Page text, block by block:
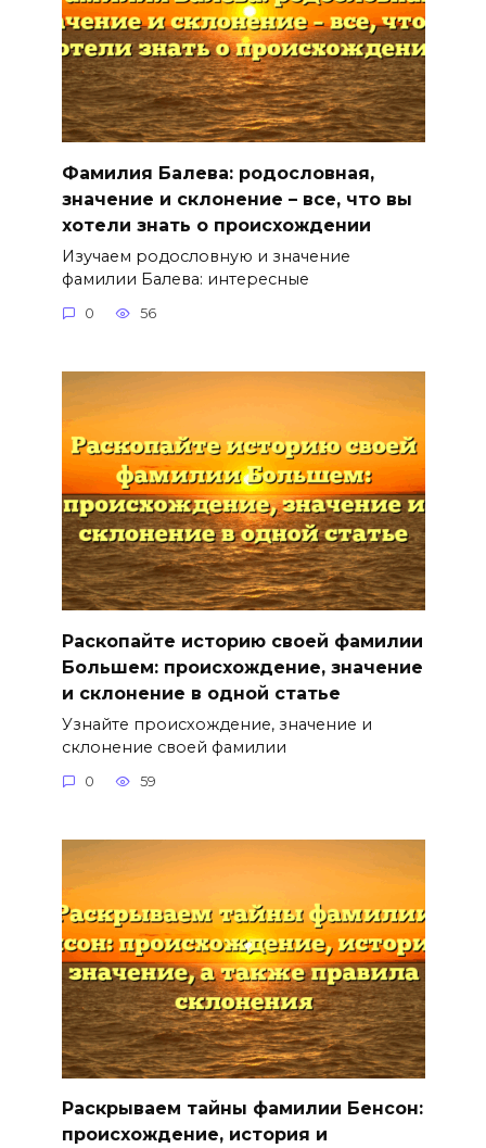
Фамилия Балева: родословная,
значение и склонение – все, что вы
хотели знать о происхождении
Изучаем родословную и значение
фамилии Балева: интересные
0 56
Раскопайте историю своей фамилии
Большем: происхождение, значение
и склонение в одной статье
Узнайте происхождение, значение и
склонение своей фамилии
0 59
Раскрываем тайны фамилии Бенсон:
происхождение, история и